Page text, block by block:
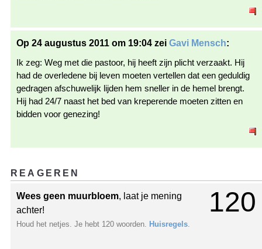
Op 24 augustus 2011 om 19:04 zei Gavi Mensch:
Ik zeg: Weg met die pastoor, hij heeft zijn plicht verzaakt. Hij
had de overledene bij leven moeten vertellen dat een geduldig
gedragen afschuwelijk lijden hem sneller in de hemel brengt.
Hij had 24/7 naast het bed van kreperende moeten zitten en
bidden voor genezing!
REAGEREN
120
Wees geen muurbloem, laat je mening
achter!
Houd het netjes. Je hebt 120 woorden. Huisregels